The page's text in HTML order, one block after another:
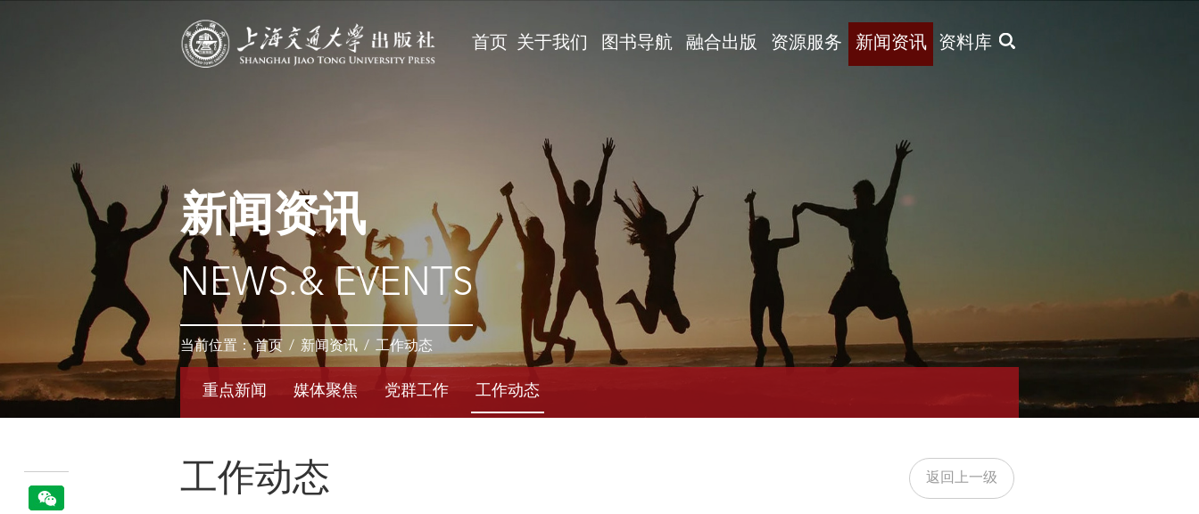
X
首页 关于我们 图书导航 融合出版 资源服务 新闻资讯 资料库
新闻资讯
NEWS.& EVENTS
当前位置：首页 / 新闻资讯 / 工作动态
重点新闻 媒体聚焦 党群工作 工作动态
工作动态 返回上一级